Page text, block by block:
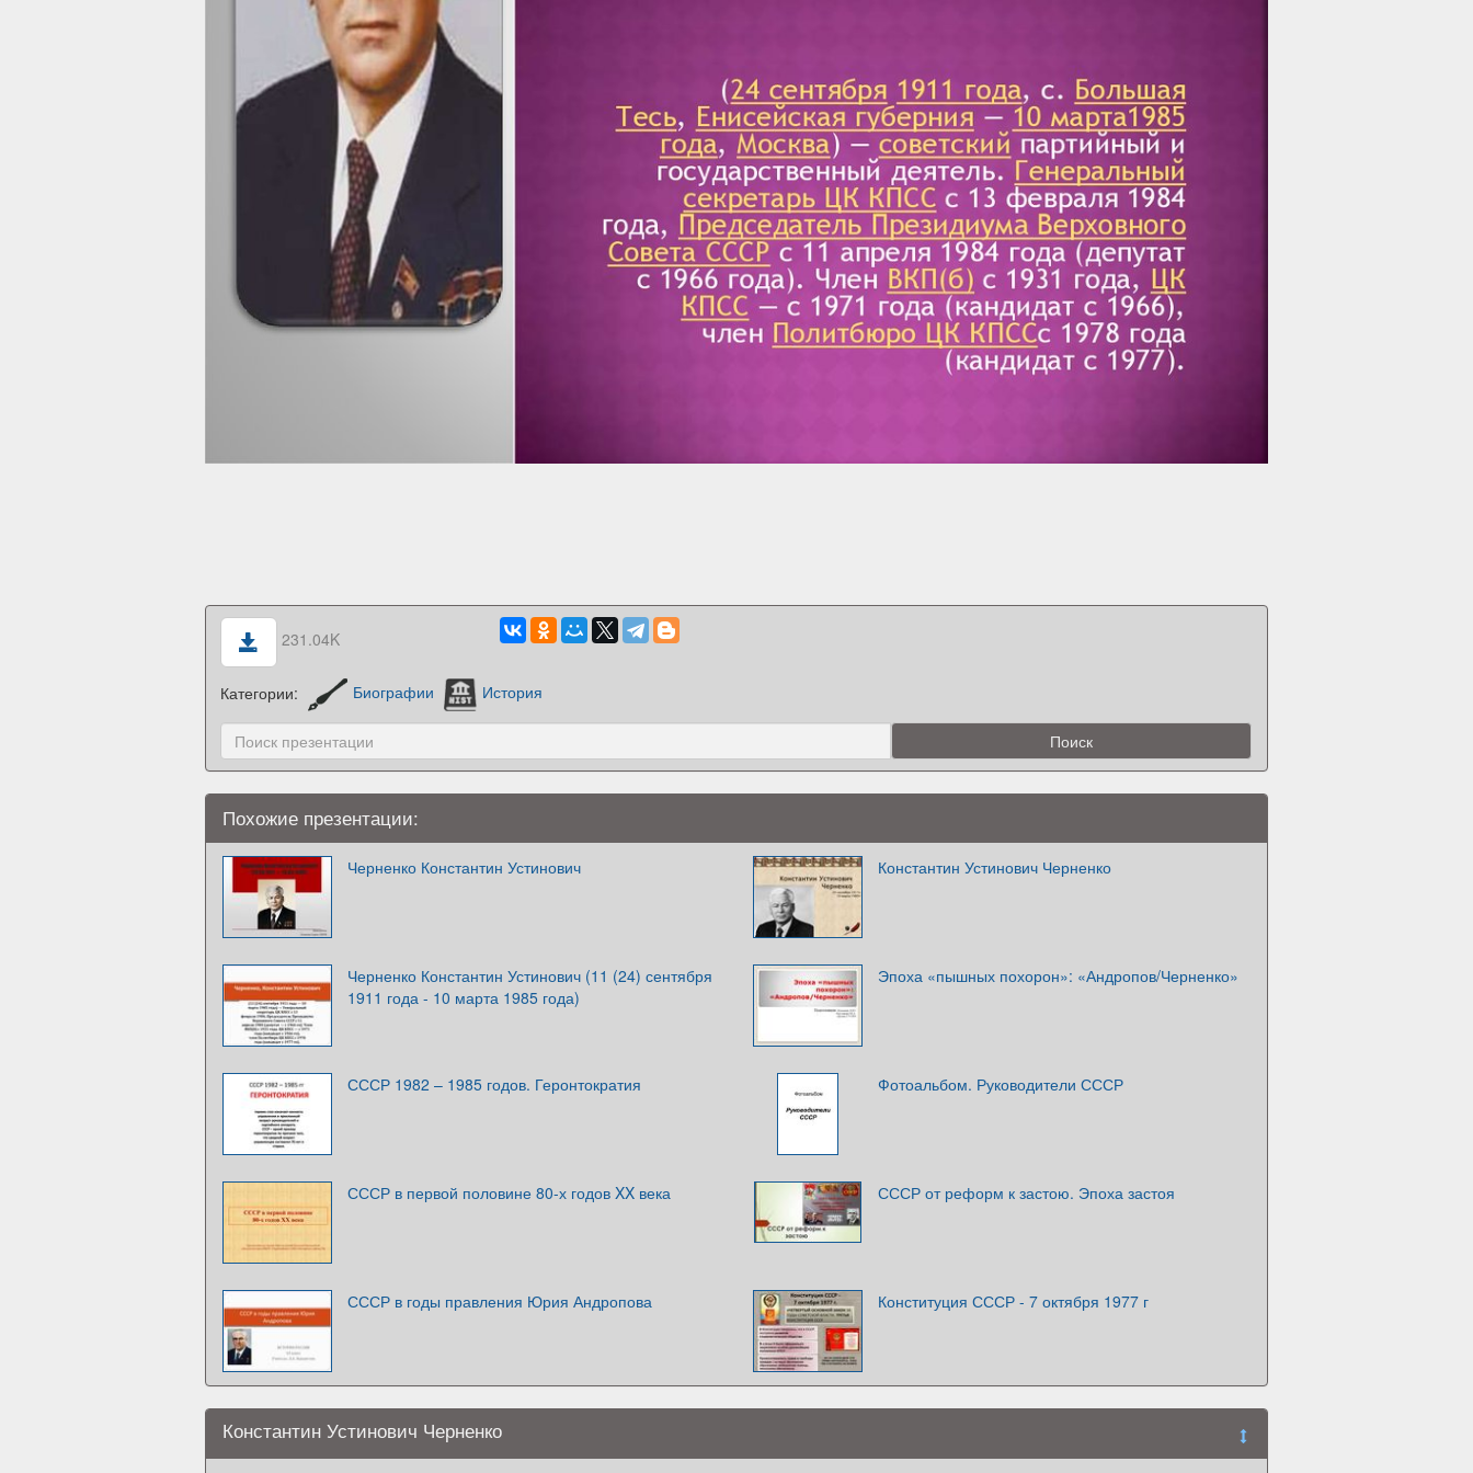
231.04K
Категории: Биографии История
Похожие презентации:
Черненко Константин Устинович Константин Устинович Черненко
Черненко Константин Устинович (11 (24) сентября
1911 года - 10 марта 1985 года)
Эпоха «пышных похорон»: «Андропов/Черненко»
СССР 1982 – 1985 годов. Геронтократия Фотоальбом. Руководители СССР
СССР в первой половине 80-х годов XX века СССР от реформ к застою. Эпоха застоя
СССР в годы правления Юрия Андропова Конституция СССР - 7 октября 1977 г
Константин Устинович Черненко